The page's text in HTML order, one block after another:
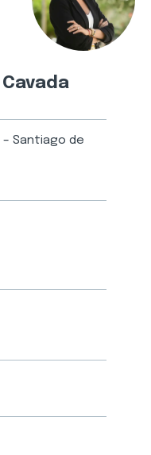
– Santiago de